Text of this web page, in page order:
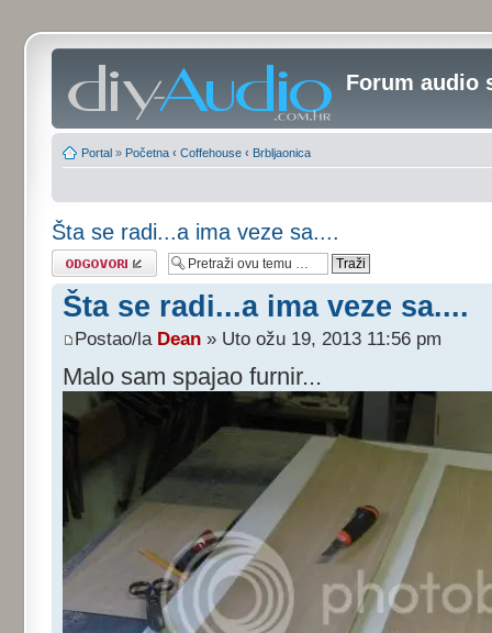
Forum audio
Portal » Početna ‹ Coffehouse ‹ Brbljaonica
Šta se radi...a ima veze sa....
Odgovori
Šta se radi...a ima veze sa....
Postao/la Dean » Uto ožu 19, 2013 11:56 pm
Malo sam spajao furnir...